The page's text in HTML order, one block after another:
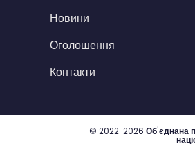
Новини
Оголошення
Контакти
© 2022-2026 Об'єднана